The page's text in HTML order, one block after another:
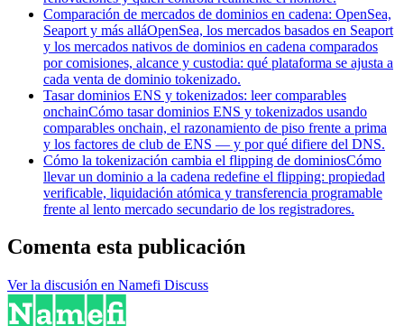
Comparación de mercados de dominios en cadena: OpenSea,
Seaport y más alláOpenSea, los mercados basados en Seaport
y los mercados nativos de dominios en cadena comparados
por comisiones, alcance y custodia: qué plataforma se ajusta a
cada venta de dominio tokenizado.
Tasar dominios ENS y tokenizados: leer comparables
onchainCómo tasar dominios ENS y tokenizados usando
comparables onchain, el razonamiento de piso frente a prima
y los factores de club de ENS — y por qué difiere del DNS.
Cómo la tokenización cambia el flipping de dominiosCómo
llevar un dominio a la cadena redefine el flipping: propiedad
verificable, liquidación atómica y transferencia programable
frente al lento mercado secundario de los registradores.
Comenta esta publicación
Ver la discusión en Namefi Discuss